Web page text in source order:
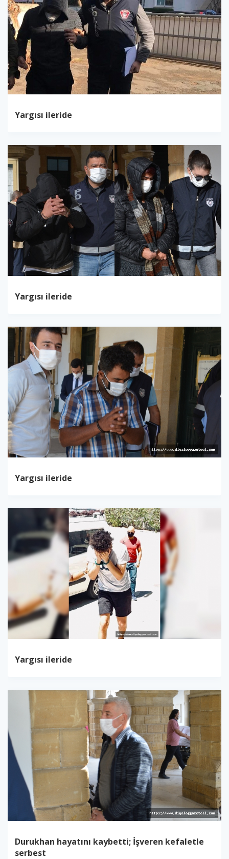
Yargısı ileride
Yargısı ileride
Yargısı ileride
Yargısı ileride
Durukhan hayatını kaybetti; İşveren kefaletle
serbest